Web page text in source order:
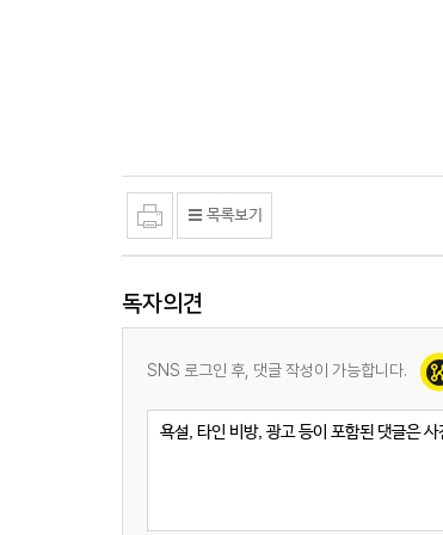
독자의견
SNS 로그인 후, 댓글 작성이 가능합니다.